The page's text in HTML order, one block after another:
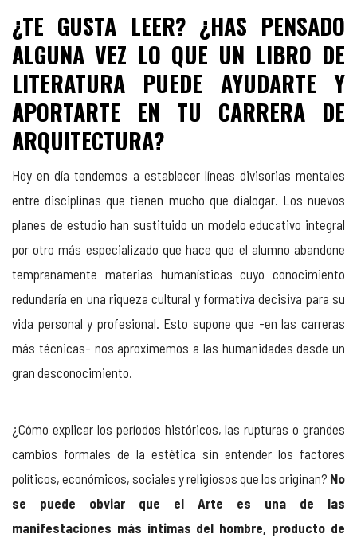
¿TE GUSTA LEER? ¿HAS PENSADO
ALGUNA VEZ LO QUE UN LIBRO DE
LITERATURA PUEDE AYUDARTE Y
APORTARTE EN TU CARRERA DE
ARQUITECTURA?
Hoy en día tendemos a establecer líneas divisorias mentales
entre disciplinas que tienen mucho que dialogar. Los nuevos
planes de estudio han sustituido un modelo educativo integral
por otro más especializado que hace que el alumno abandone
tempranamente materias humanísticas cuyo conocimiento
redundaría en una riqueza cultural y formativa decisiva para su
vida personal y profesional. Esto supone que -en las carreras
más técnicas- nos aproximemos a las humanidades desde un
gran desconocimiento.
¿Cómo explicar los períodos históricos, las rupturas o grandes
cambios formales de la estética sin entender los factores
políticos, económicos, sociales y religiosos que los originan? No
se puede obviar que el Arte es una de las
manifestaciones más íntimas del hombre, producto de